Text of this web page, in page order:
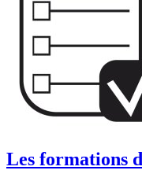
Les formations